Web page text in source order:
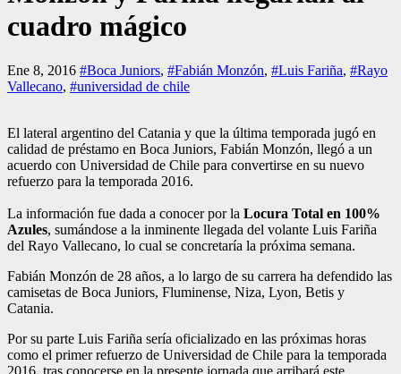
cuadro mágico
Ene 8, 2016 #Boca Juniors, #Fabián Monzón, #Luis Fariña, #Rayo
Vallecano, #universidad de chile
El lateral argentino del Catania y que la última temporada jugó en
calidad de préstamo en Boca Juniors, Fabián Monzón, llegó a un
acuerdo con Universidad de Chile para convertirse en su nuevo
refuerzo para la temporada 2016.
La información fue dada a conocer por la Locura Total en 100%
Azules, sumándose a la inminente llegada del volante Luis Fariña
del Rayo Vallecano, lo cual se concretaría la próxima semana.
Fabián Monzón de 28 años, a lo largo de su carrera ha defendido las
camisetas de Boca Juniors, Fluminense, Niza, Lyon, Betis y
Catania.
Por su parte Luis Fariña sería oficializado en las próximas horas
como el primer refuerzo de Universidad de Chile para la temporada
2016, tras conocerse en la presente jornada que arribará este